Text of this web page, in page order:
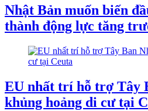
Nhật Bản muốn biến
thành động lực tăng
EU nhất trí hỗ trợ Tây
khủng hoảng di cư tại